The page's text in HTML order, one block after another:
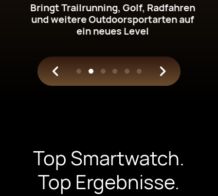
Erhalte deine Daten beim Radfahren
direkt am Handgelenkund gewinne
klare Einblicke ins Training.
Top Smartwatch.
Top Ergebnisse.